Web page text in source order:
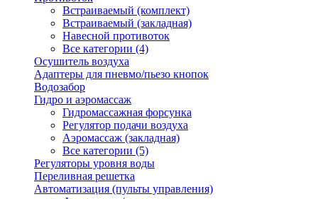
Встраиваемый (комплект)
Встраиваемый (закладная)
Навесной противоток
Все категории (4)
Осушитель воздуха
Адаптеры для пневмо/пьезо кнопок
Водозабор
Гидро и аэромассаж
Гидромассажная форсунка
Регулятор подачи воздуха
Аэромассаж (закладная)
Все категории (5)
Регуляторы уровня воды
Переливная решетка
Автоматизация (пульты управления)